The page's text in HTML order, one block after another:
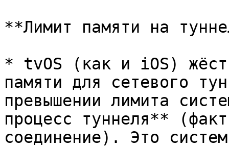
**Лимит памяти на
* tvOS (как и iOS)
памяти для сетевого
превышении лимита
процесс туннеля**
соединение). Это